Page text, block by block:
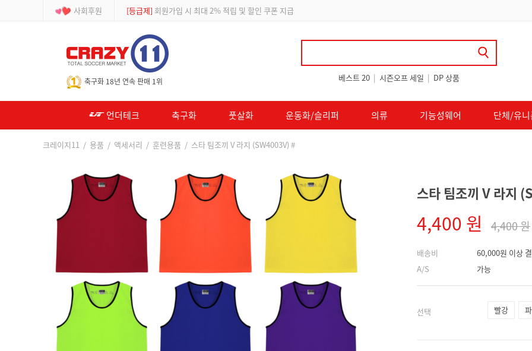
사회후원 [등급제] 회원가입 시 최대 2% 적립 및 할인 쿠폰 지급
축구화 18년 연속 판매 1위 베스트 20 | 시즌오프 세일 | DP 상품
언더테크 축구화 풋살화 운동화/슬리퍼 의류 기능성웨어 단체/유
크레이지11 / 용품 / 액세서리 / 훈련용품 / 스타 팀조끼 V 라지 (SW4003V) #
스타 팀조끼 V 라지
4,400 원 4,400 원
배송비
A/S
60,000원 이상
가능
선택 빨강